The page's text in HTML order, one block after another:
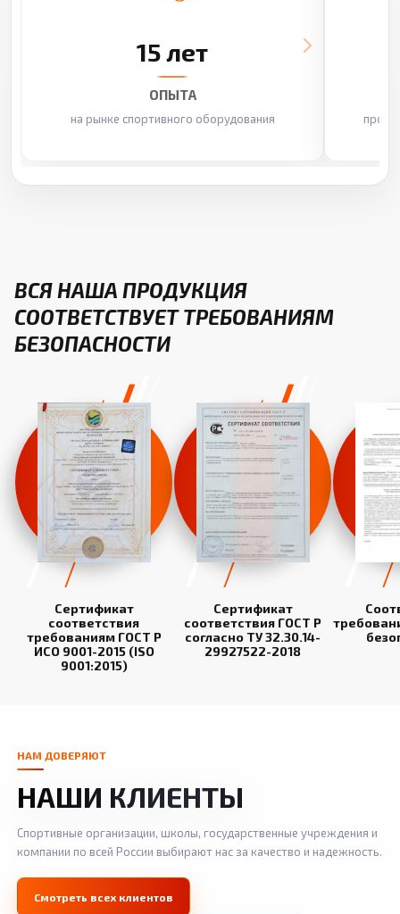
15 лет
ОПЫТА
на рынке спортивного оборудования
ВСЯ НАША ПРОДУКЦИЯ
СООТВЕТСТВУЕТ ТРЕБОВАНИЯМ
БЕЗОПАСНОСТИ
Сертификат
соответствия
требованиям ГОСТ Р
ИСО 9001-2015 (ISO
9001:2015)
Сертификат
соответствия ГОСТ Р
согласно ТУ 32.30.14-
29927522-2018
НАМ ДОВЕРЯЮТ
НАШИ КЛИЕНТЫ
Спортивные организации, школы, государственные учреждения и
компании по всей России выбирают нас за качество и надежность.
Смотреть всех клиентов